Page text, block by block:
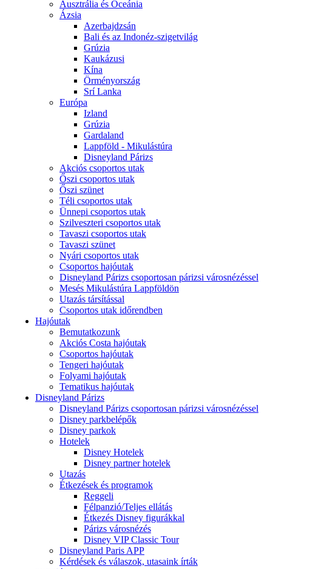
Ausztrália és Óceánia
Ázsia
Azerbajdzsán
Bali és az Indonéz-szigetvilág
Grúzia
Kaukázusi
Kína
Örményország
Srí Lanka
Európa
Izland
Grúzia
Gardaland
Lappföld - Mikulástúra
Disneyland Párizs
Akciós csoportos utak
Őszi csoportos utak
Őszi szünet
Téli csoportos utak
Ünnepi csoportos utak
Szilveszteri csoportos utak
Tavaszi csoportos utak
Tavaszi szünet
Nyári csoportos utak
Csoportos hajóutak
Disneyland Párizs csoportosan párizsi városnézéssel
Mesés Mikulástúra Lappföldön
Utazás társítással
Csoportos utak időrendben
Hajóutak
Bemutatkozunk
Akciós Costa hajóutak
Csoportos hajóutak
Tengeri hajóutak
Folyami hajóutak
Tematikus hajóutak
Disneyland Párizs
Disneyland Párizs csoportosan párizsi városnézéssel
Disney parkbelépők
Disney parkok
Hotelek
Disney Hotelek
Disney partner hotelek
Utazás
Étkezések és programok
Reggeli
Félpanzió/Teljes ellátás
Étkezés Disney figurákkal
Párizs városnézés
Disney VIP Classic Tour
Disneyland Paris APP
Kérdések és válaszok, utasaink írták